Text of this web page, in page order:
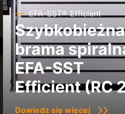
EFA-SST® Efficient
Szybkobieżna
brama
EFA-SST
Efficient (RC
Dowiedz się więcej